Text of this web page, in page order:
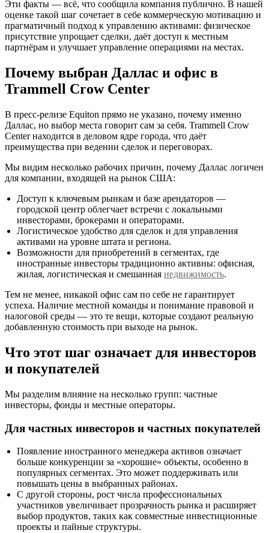
Эти факты — всё, что сообщила компания публично. В нашей
оценке такой шаг сочетает в себе коммерческую мотивацию и
прагматичный подход к управлению активами: физическое
присутствие упрощает сделки, даёт доступ к местным
партнёрам и улучшает управление операциями на местах.
Почему выбран Даллас и офис в
Trammell Crow Center
В пресс-релизе Equiton прямо не указано, почему именно
Даллас, но выбор места говорит сам за себя. Trammell Crow
Center находится в деловом ядре города, что даёт
преимущества при ведении сделок и переговорах.
Мы видим несколько рабочих причин, почему Даллас логичен
для компании, входящей на рынок США:
Доступ к ключевым рынкам и базе арендаторов —
городской центр облегчает встречи с локальными
инвесторами, брокерами и операторами.
Логистическое удобство для сделок и для управления
активами на уровне штата и региона.
Возможности для приобретений в сегментах, где
иностранные инвесторы традиционно активны: офисная,
жилая, логистическая и смешанная недвижимость.
Тем не менее, никакой офис сам по себе не гарантирует
успеха. Наличие местной команды и понимание правовой и
налоговой среды — это те вещи, которые создают реальную
добавленную стоимость при выходе на рынок.
Что этот шаг означает для инвесторов
и покупателей
Мы разделим влияние на несколько групп: частные
инвесторы, фонды и местные операторы.
Для частных инвесторов и частных покупателей
Появление иностранного менеджера активов означает
больше конкуренции за «хорошие» объекты, особенно в
популярных сегментах. Это может поддерживать или
повышать цены в выбранных районах.
С другой стороны, рост числа профессиональных
участников увеличивает прозрачность рынка и расширяет
выбор продуктов, таких как совместные инвестиционные
проекты и пайные структуры.